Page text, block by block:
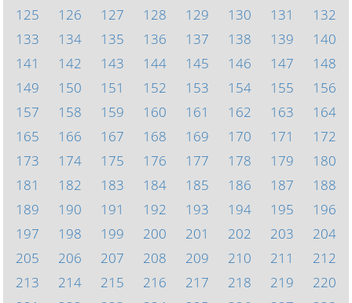
125
126 127 128 129 130 131
132
133
134 135 136 137 138 139
140
141
142 143 144 145 146 147
148
149
150 151 152 153 154 155
156
157
158 159 160 161 162 163
164
165
166 167 168 169 170 171
172
173
174 175 176 177 178 179
180
181
182 183 184 185 186 187
188
189
190 191 192 193 194 195
196
197
198 199 200 201 202 203
204
205
206 207 208 209 210 211
212
213
214 215 216 217 218 219
220